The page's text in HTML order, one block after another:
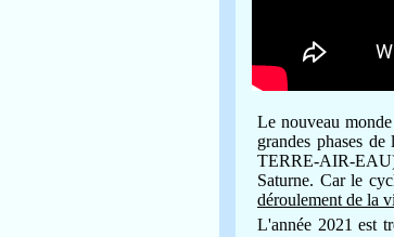
Le nouveau
grandes phases
TERRE-AIR-
Saturne. Car le
déroulement de la
L'année 2021 est